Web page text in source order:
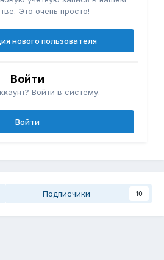
Это очень просто!
нового пользователя
Войти
Войти в систему.
Войти
Подписчики 10